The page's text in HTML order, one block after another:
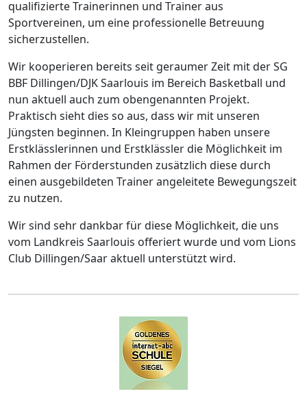
qualifizierte Trainerinnen und Trainer aus
Sportvereinen, um eine professionelle Betreuung
sicherzustellen.
Wir kooperieren bereits seit geraumer Zeit mit der SG
BBF Dillingen/DJK Saarlouis im Bereich Basketball und
nun aktuell auch zum obengenannten Projekt.
Praktisch sieht dies so aus, dass wir mit unseren
Jüngsten beginnen. In Kleingruppen haben unsere
Erstklässlerinnen und Erstklässler die Möglichkeit im
Rahmen der Förderstunden zusätzlich diese durch
einen ausgebildeten Trainer angeleitete Bewegungszeit
zu nutzen.
Wir sind sehr dankbar für diese Möglichkeit, die uns
vom Landkreis Saarlouis offeriert wurde und vom Lions
Club Dillingen/Saar aktuell unterstützt wird.